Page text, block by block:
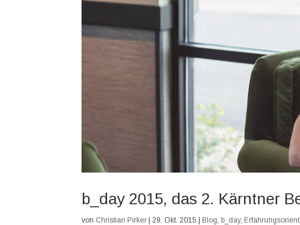
b_day 2015, das 2. Kärntner
von Christian Pirker | 29. Okt. 2015 | Blog b_day,